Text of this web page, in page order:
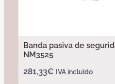
Banda pasiva de
NM3525
281,33€ IVA incluido